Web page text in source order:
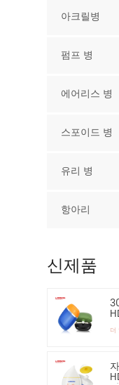
아크릴병
펌프 병
에어리스 병
스포이드 병
유리 병
항아리
신제품
더